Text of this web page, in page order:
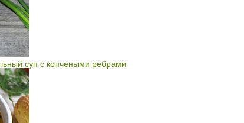
суп с копчеными ребрами